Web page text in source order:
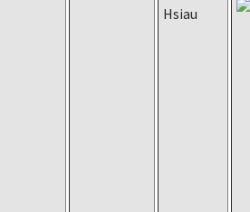
Hsiau